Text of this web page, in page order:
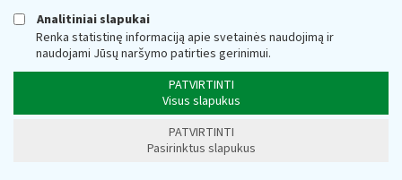
Analitiniai slapukai
Renka statistinę informaciją apie svetainės naudojimą ir
naudojami Jūsų naršymo patirties gerinimui.
PATVIRTINTI
Visus slapukus
PATVIRTINTI
Pasirinktus slapukus
Valstybinė mokesčių inspekcija prie Lietuvos
Respublikos finansų ministerijos